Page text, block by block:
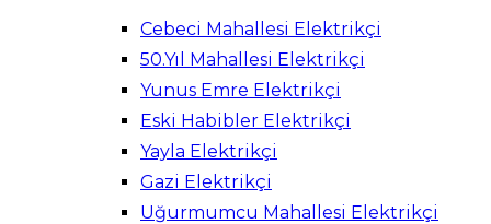
Cebeci Mahallesi Elektrikçi
50.Yıl Mahallesi Elektrikçi
Yunus Emre Elektrikçi
Eski Habibler Elektrikçi
Yayla Elektrikçi
Gazi Elektrikçi
Uğurmumcu Mahallesi Elektrikçi